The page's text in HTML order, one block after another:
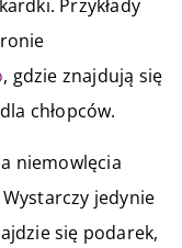
Przykłady
, gdzie znajdują się
chłopców.
niemowlęcia
jedynie
się podarek,